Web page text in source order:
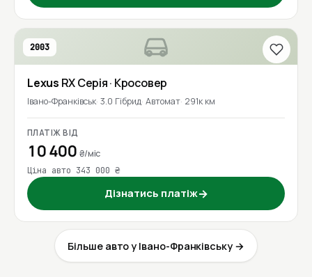
2003
Lexus RX Серія· Кросовер
Івано-Франківськ 3.0 Гібрид Автомат 291к км
ПЛАТІЖ ВІД
10 400 ₴/міс
Ціна авто 343 000 ₴
Дізнатись платіж→
Більше авто у Івано-Франківську →